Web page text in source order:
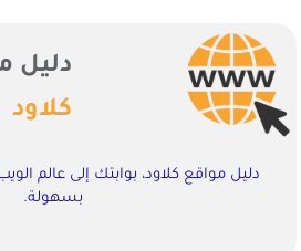
دليل
كلاود
دليل مواقع كلاود، بوابتك إلى عالم
بسهولة.